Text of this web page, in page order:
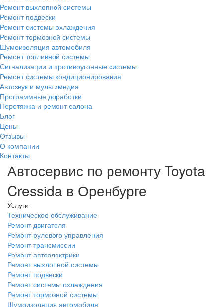
Ремонт выхлопной системы
Ремонт подвески
Ремонт системы охлаждения
Ремонт тормозной системы
Шумоизоляция автомобиля
Ремонт топливной системы
Сигнализации и противоугонные системы
Ремонт системы кондиционирования
Автозвук и мультимедиа
Программные доработки
Перетяжка и ремонт салона
Блог
Цены
Отзывы
О компании
Контакты
Автосервис по ремонту Toyota
Cressida в Оренбурге
Услуги
Техническое обслуживание
Ремонт двигателя
Ремонт рулевого управления
Ремонт трансмиссии
Ремонт автоэлектрики
Ремонт выхлопной системы
Ремонт подвески
Ремонт системы охлаждения
Ремонт тормозной системы
Шумоизоляция автомобиля